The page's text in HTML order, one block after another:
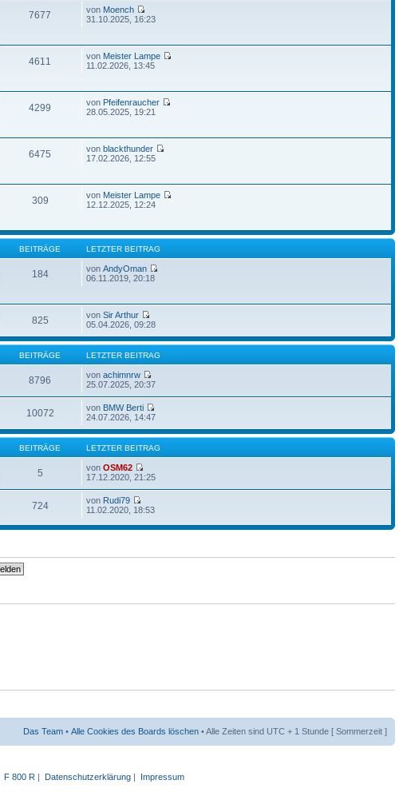
7677 von Moench
31.10.2025, 16:23
4611 von Meister Lampe
11.02.2026, 13:45
4299 von Pfeifenraucher
28.05.2025, 19:21
6475 vonblackthunder
17.02.2026, 12:55
309 von Meister Lampe
12.12.2025, 12:24
BEITRÄGE LETZTER BEITRAG
184 vonAndyOman
06.11.2019, 20:18
825 vonSir Arthur
05.04.2026, 09:28
BEITRÄGE LETZTER BEITRAG
8796 vonachimnrw
25.07.2025, 20:37
10072 von BMW Berti
24.07.2026, 14:47
BEITRÄGE LETZTER BEITRAG
5 vonOSM62
17.12.2020, 21:25
724 von Rudi79
11.02.2020, 18:53
Das Team • Alle Cookies des Boards löschen • Alle Zeiten sind UTC + 1 Stunde [ Sommerzeit ]
F 800 R | Datenschutzerklärung| Impressum